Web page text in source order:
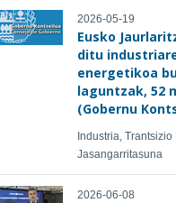
2026-05-19
Eusko
ditu
energetikoa
laguntzak, 52
(Gobernu
Industria,
Jasangarritasuna
2026-06-08